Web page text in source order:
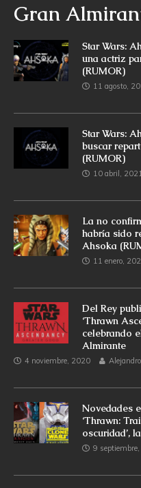
Gran
Star Wars:
una actriz
(RUMOR)
11 agosto,
Star Wars:
buscar
(RUMOR)
10 abril,
La no
habría sido
Ahsoka
11 enero,
Del Rey
‘Thrawn
celebrando
Almirante
4 noviembre, 2020
Novedades
‘Thrawn:
oscuridad’,
9